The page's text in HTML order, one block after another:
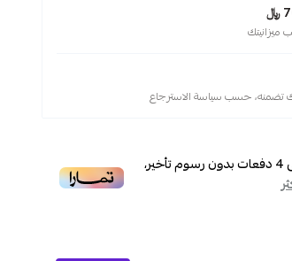
4دفعات بدون رسوم تأخير،